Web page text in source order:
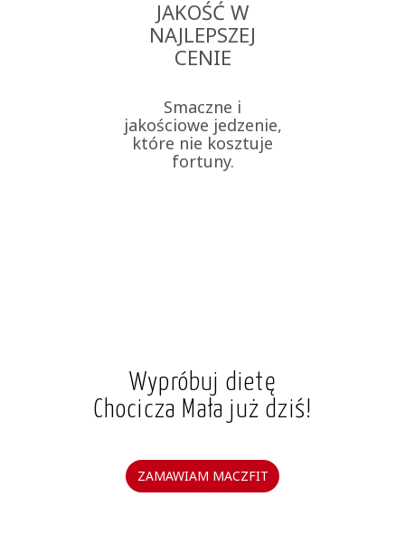
JAKOŚĆ W
NAJLEPSZEJ
CENIE
Smaczne i
jakościowe jedzenie,
które nie kosztuje
fortuny.
Wypróbuj dietę
Chocicza Mała już dziś!
ZAMAWIAM MACZFIT